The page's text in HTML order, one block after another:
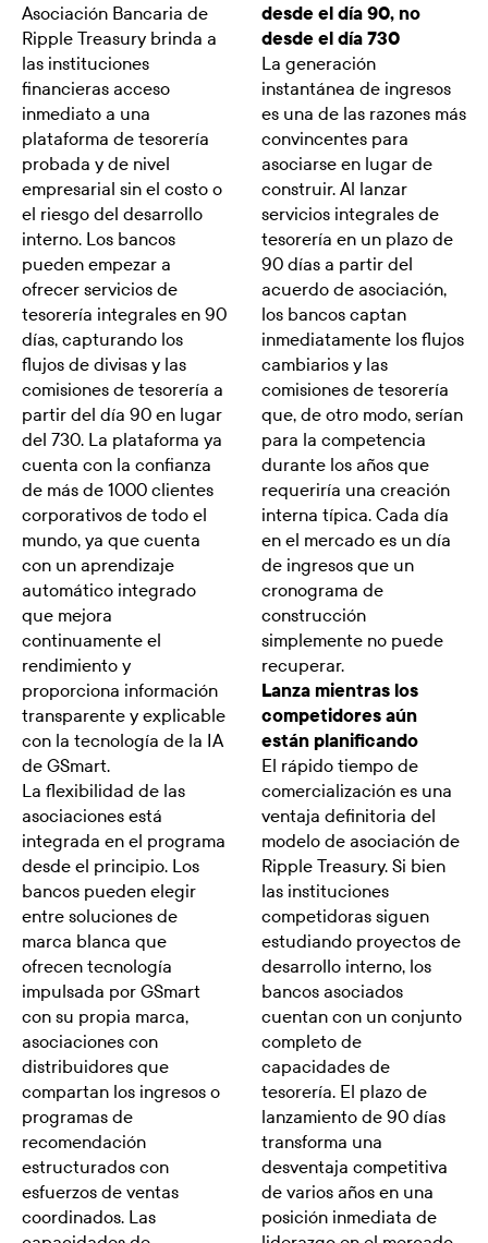
Asociación Bancaria de
Ripple Treasury brinda a
las instituciones
financieras acceso
inmediato a una
plataforma de tesorería
probada y de nivel
empresarial sin el costo o
el riesgo del desarrollo
interno. Los bancos
pueden empezar a
ofrecer servicios de
tesorería integrales en 90
días, capturando los
flujos de divisas y las
comisiones de tesorería a
partir del día 90 en lugar
del 730. La plataforma ya
cuenta con la confianza
de más de 1000 clientes
corporativos de todo el
mundo, ya que cuenta
con un aprendizaje
automático integrado
que mejora
continuamente el
rendimiento y
proporciona información
transparente y explicable
con la tecnología de la IA
de GSmart.
La flexibilidad de las
asociaciones está
integrada en el programa
desde el principio. Los
bancos pueden elegir
entre soluciones de
marca blanca que
ofrecen tecnología
impulsada por GSmart
con su propia marca,
asociaciones con
distribuidores que
compartan los ingresos o
programas de
recomendación
estructurados con
esfuerzos de ventas
coordinados. Las
desde el día 90, no
desde el día 730
La generación
instantánea de ingresos
es una de las razones más
convincentes para
asociarse en lugar de
construir. Al lanzar
servicios integrales de
tesorería en un plazo de
90 días a partir del
acuerdo de asociación,
los bancos captan
inmediatamente los flujos
cambiarios y las
comisiones de tesorería
que, de otro modo, serían
para la competencia
durante los años que
requeriría una creación
interna típica. Cada día
en el mercado es un día
de ingresos que un
cronograma de
construcción
simplemente no puede
recuperar.
Lanza mientras los
competidores aún
están planificando
El rápido tiempo de
comercialización es una
ventaja definitoria del
modelo de asociación de
Ripple Treasury. Si bien
las instituciones
competidoras siguen
estudiando proyectos de
desarrollo interno, los
bancos asociados
cuentan con un conjunto
completo de
capacidades de
tesorería. El plazo de
lanzamiento de 90 días
transforma una
desventaja competitiva
de varios años en una
posición inmediata de